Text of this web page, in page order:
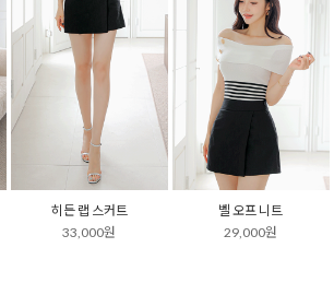
히든 랩 스커트
33,000원
벨 오프 니트
29,000원